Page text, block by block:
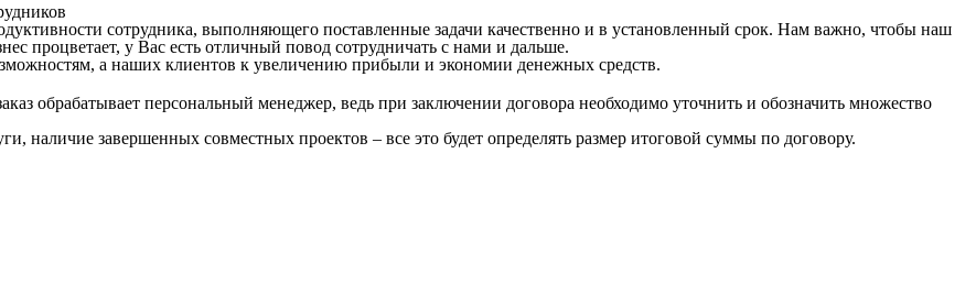
сотрудника, выполняющего поставленные задачи качественно и в установленный срок. Нам важно, чтобы наш
процветает, у Вас есть отличный повод сотрудничать с нами и дальше.
а наших клиентов к увеличению прибыли и экономии денежных средств.
обрабатывает персональный менеджер, ведь при заключении договора необходимо уточнить и обозначить множество
наличие завершенных совместных проектов – все это будет определять размер итоговой суммы по договору.